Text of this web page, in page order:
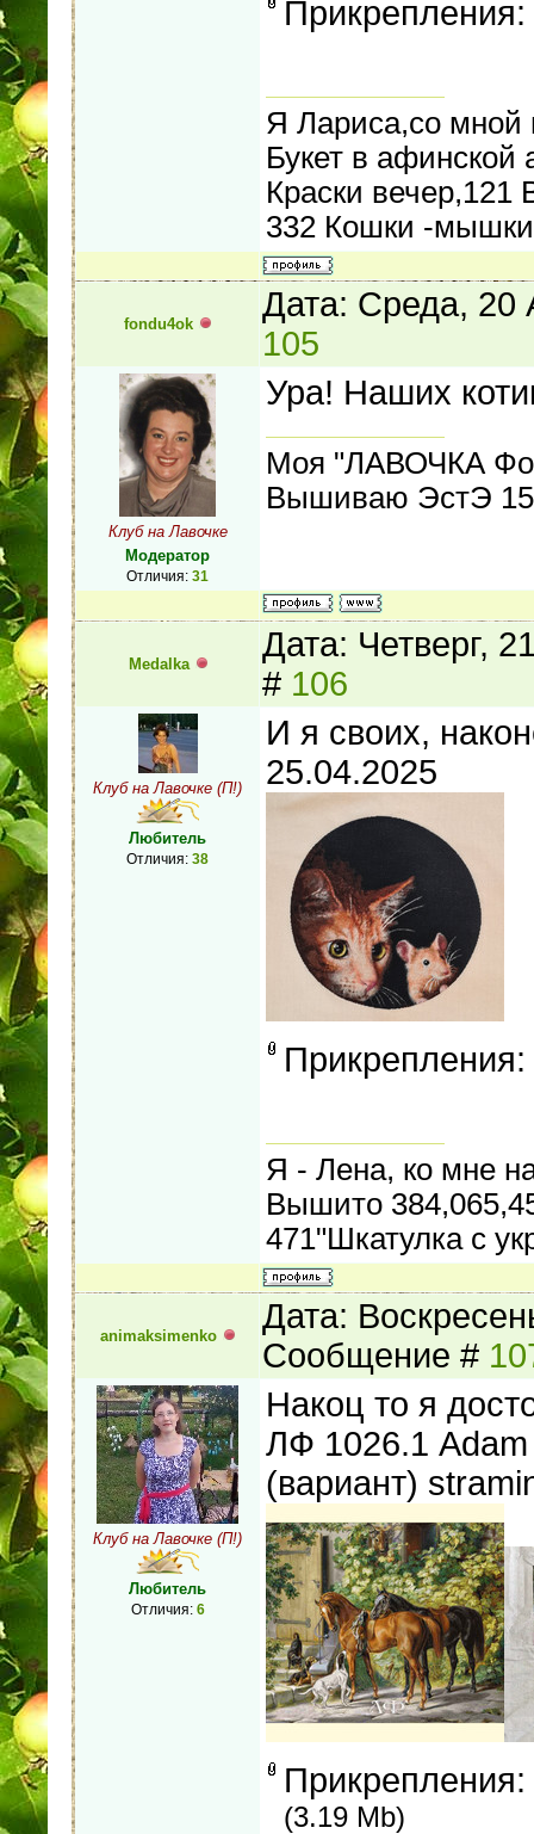
Прикрепления:
Я Лариса,со
Букет в
Краски
332 Кошки -
fondu4ok
Дата: Среда, 20
105
Клуб на Лавочке
Модератор
Отличия: 31
Ура! Наших
Моя "ЛАВОЧКА
Вышиваю ЭстЭ
Medalka
Дата: Четверг,
# 106
Клуб на Лавочке (П!)
Любитель
Отличия: 38
И я своих,
25.04.2025
Прикрепления:
Я - Лена, ко мне
Вышито
471"Шкатулка с
animaksimenko
Дата:
Сообщение #
Клуб на Лавочке (П!)
Любитель
Отличия: 6
Накоц то я
ЛФ 1026.1
(вариант)
Прикрепления:
(3.19 Mb)